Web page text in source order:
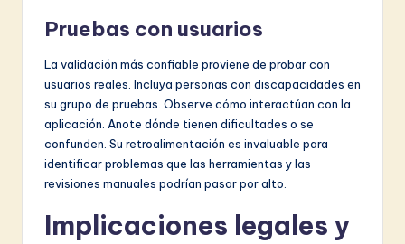
Pruebas con usuarios
La validación más confiable proviene de probar con
usuarios reales. Incluya personas con discapacidades en
su grupo de pruebas. Observe cómo interactúan con la
aplicación. Anote dónde tienen dificultades o se
confunden. Su retroalimentación es invaluable para
identificar problemas que las herramientas y las
revisiones manuales podrían pasar por alto.
Implicaciones legales y